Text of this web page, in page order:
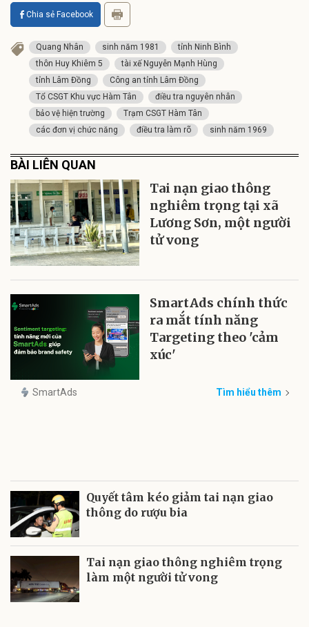
Chia sẻ Facebook
Quang Nhân sinh năm 1981
tỉnh Ninh Bình
thôn Huy Khiêm 5
tài xế Nguyễn Mạnh Hùng
tỉnh Lâm Đồng
Công an tỉnh Lâm Đồng
Tổ CSGT Khu vực Hàm Tân
điều tra nguyên nhân
bảo vệ hiện trường
Trạm CSGT Hàm Tân
các đơn vị chức năng
điều tra làm rõ sinh năm 1969
BÀI LIÊN QUAN
Tai nạn giao thông
nghiêm trọng tại xã
Lương Sơn, một người
tử vong
SmartAds chính thức
ra mắt tính năng
Targeting theo 'cảm
xúc'
SmartAds Tìm hiểu thêm
Quyết tâm kéo giảm tai nạn giao
thông do rượu bia
Tai nạn giao thông nghiêm trọng
làm một người tử vong